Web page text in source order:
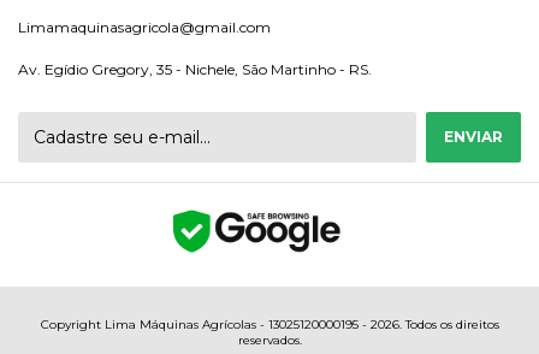
Limamaquinasagricola@gmail.com
Av. Egídio Gregory, 35 - Nichele, São Martinho - RS.
Copyright Lima Máquinas Agrícolas - 13025120000195 - 2026. Todos os direitos
reservados.